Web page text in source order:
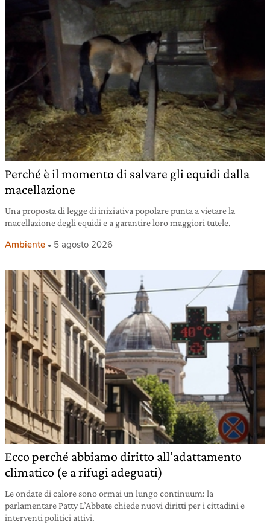
Perché è il momento di salvare gli equidi dalla
macellazione
Una proposta di legge di iniziativa popolare punta a vietare la
macellazione degli equidi e a garantire loro maggiori tutele.
Ambiente 5 agosto 2026
Ecco perché abbiamo diritto all’adattamento
climatico (e a rifugi adeguati)
Le ondate di calore sono ormai un lungo continuum: la
parlamentare Patty L’Abbate chiede nuovi diritti per i cittadini e
interventi politici attivi.